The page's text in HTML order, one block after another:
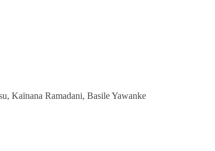
Kaïnana Rama­dani, Basile Yawanke